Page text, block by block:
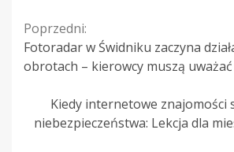
Continue
Reading
Poprzedni:
Fotoradar w Świdniku zaczyna
obrotach – kierowcy muszą uważać
Kiedy internetowe znajomości
niebezpieczeństwa: Lekcja dla